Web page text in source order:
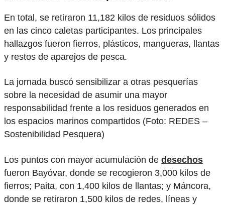
En total, se retiraron 11,182 kilos de residuos sólidos
en las cinco caletas participantes. Los principales
hallazgos fueron fierros, plásticos, mangueras, llantas
y restos de aparejos de pesca.
La jornada buscó sensibilizar a otras pesquerías
sobre la necesidad de asumir una mayor
responsabilidad frente a los residuos generados en
los espacios marinos compartidos (Foto: REDES –
Sostenibilidad Pesquera)
Los puntos con mayor acumulación de desechos
fueron Bayóvar, donde se recogieron 3,000 kilos de
fierros; Paita, con 1,400 kilos de llantas; y Máncora,
donde se retiraron 1,500 kilos de redes, líneas y